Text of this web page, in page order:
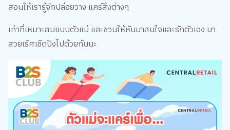
สอนให้เรารู้จักปล่อยวาง แคร์สิ่งต่างๆ
เท่าที่เหมาะสมแบบตัวแม่ และชวนให้หันมาสนใจและรักตัวเอง มา
สวยเริศเชิดปังไปด้วยกันนะ